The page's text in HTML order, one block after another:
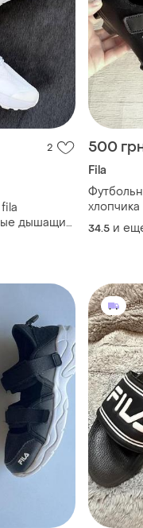
2
дышащие
500
Fila
хлопчика
34.5 и